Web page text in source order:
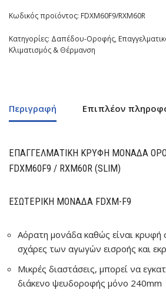
Κωδικός προϊόντος: FDXM60F9/RXM60R
Κατηγορίες: Δαπέδου-Οροφής,
Κλιματισμός & Θέρμανση
Περιγραφή Επιπλέον
ΕΠΑΓΓΕΛΜΑΤΙΚΉ ΚΡΥΦΉ ΜΟΝΆΔΑ
FDXM60F9 / RXM60R (SLIM)
ΕΣΩΤΕΡΙΚΉ ΜΟΝΆΔΑ FDXM-F9
Αόρατη μονάδα καθώς είναι κρυφή
σχάρες των αγωγών εισροής και
Μικρές διαστάσεις, μπορεί να
διάκενο ψευδοροφής μόνο 240mm